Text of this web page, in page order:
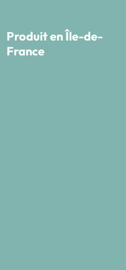
Produit en Île-de-
France